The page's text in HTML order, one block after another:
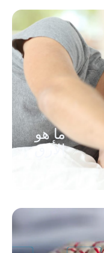
ما هو
الأرق